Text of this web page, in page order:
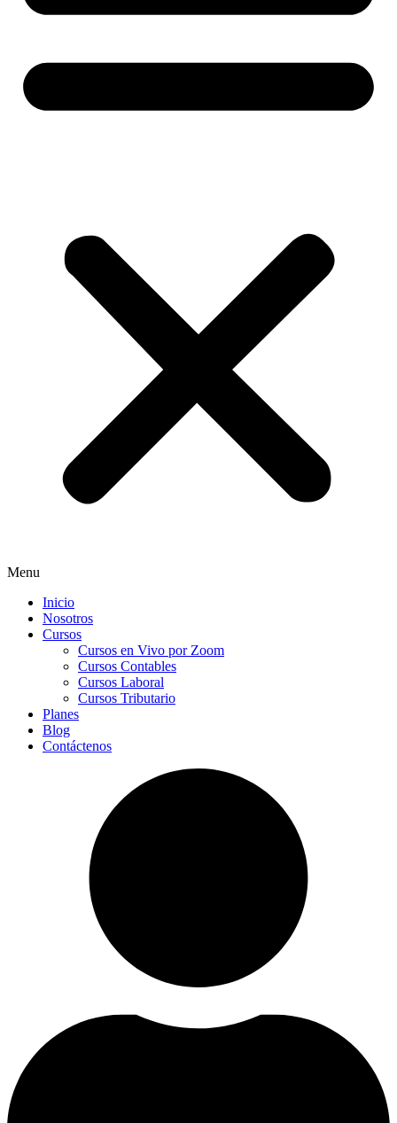
Menu
Inicio
Nosotros
Cursos
Cursos en Vivo por Zoom
Cursos Contables
Cursos Laboral
Cursos Tributario
Planes
Blog
Contáctenos